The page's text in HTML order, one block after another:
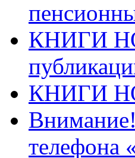
КНИГИ
КНИГИ
телефона